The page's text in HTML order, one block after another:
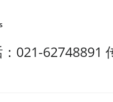
021-62748891